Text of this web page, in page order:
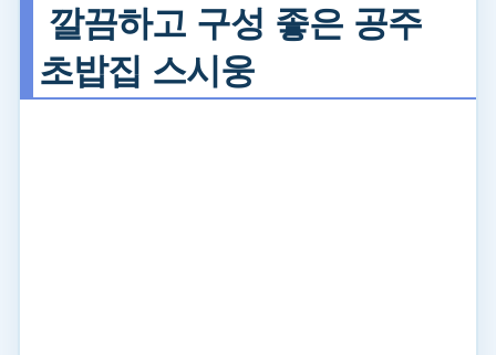
깔끔하고 구성 좋은 공주
초밥집 스시웅